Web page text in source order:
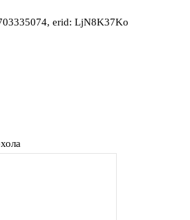
erid: LjN8K37Ko